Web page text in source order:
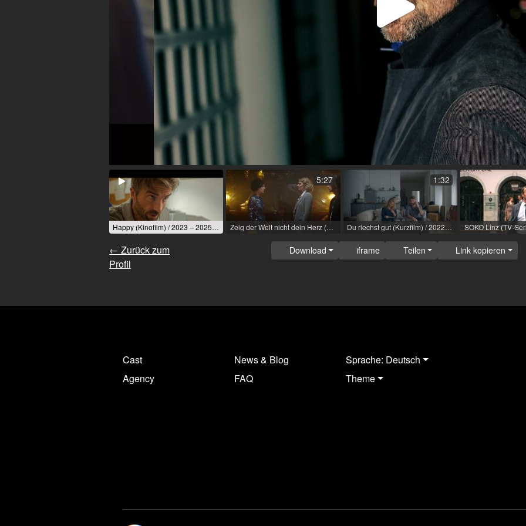
Video
Happy (Kinofilm) / 2023 – 2025 / Rolle: Paschner / R: Sandeep Kumar Zeig der Welt nicht dein Herz (Musikvideo) / 2025 / Rolle: Schläger / R: Beate Thalberg
5:27
Du riechst gut (Kurzfilm) / 2022 / Rolle: Lead / R: Reza Rasouli
1:32
← Zurück zum
Profil
Download iframe Teilen Link kopieren
Cast
Agency
News & Blog
FAQ
Sprache: Deutsch
Theme